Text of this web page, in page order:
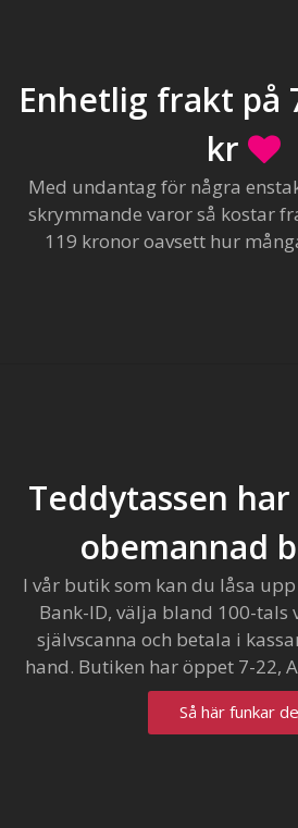
Enhetlig frakt på
kr
Med undantag för några
skrymmande varor så kostar
119 kronor oavsett hur
Teddytassen
obemannad
I vår butik som kan du låsa
Bank-ID, välja bland 100-tals
självscanna och betala i
hand. Butiken har öppet 7-22,
Så här funkar